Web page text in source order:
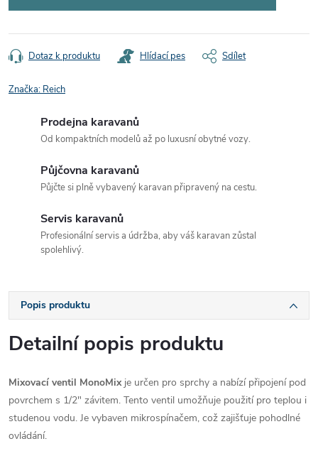
Dotaz k produktu Hlídací pes Sdílet
Značka: Reich
Prodejna karavanů
Od kompaktních modelů až po luxusní obytné vozy.
Půjčovna karavanů
Půjčte si plně vybavený karavan připravený na cestu.
Servis karavanů
Profesionální servis a údržba, aby váš karavan zůstal
spolehlivý.
Popis produktu
Detailní popis produktu
Mixovací ventil MonoMixje určen pro sprchy a nabízí připojení pod
povrchem s 1/2" závitem. Tento ventil umožňuje použití pro teplou i
studenou vodu. Je vybaven mikrospínačem, což zajišťuje pohodlné
ovládání.